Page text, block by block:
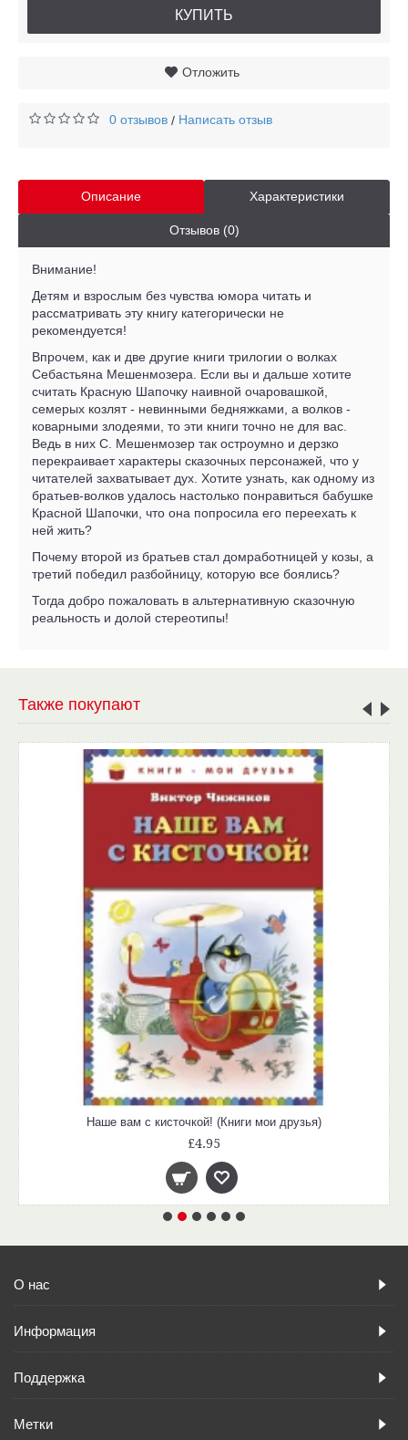
КУПИТЬ
Отложить
0 отзывов / Написать отзыв
Описание Характеристики
Отзывов (0)
Внимание!
Детям и взрослым без чувства юмора читать и
рассматривать эту книгу категорически не
рекомендуется!
Впрочем, как и две другие книги трилогии о волках
Себастьяна Мешенмозера. Если вы и дальше хотите
считать Красную Шапочку наивной очаровашкой,
семерых козлят - невинными бедняжками, а волков -
коварными злодеями, то эти книги точно не для вас.
Ведь в них С. Мешенмозер так остроумно и дерзко
перекраивает характеры сказочных персонажей, что у
читателей захватывает дух. Хотите узнать, как одному из
братьев-волков удалось настолько понравиться бабушке
Красной Шапочки, что она попросила его переехать к
ней жить?
Почему второй из братьев стал домработницей у козы, а
третий победил разбойницу, которую все боялись?
Тогда добро пожаловать в альтернативную сказочную
реальность и долой стереотипы!
Также покупают
Наше вам с кисточкой! (Книги мои друзья)
£4.95
О нас
Информация
Поддержка
Метки